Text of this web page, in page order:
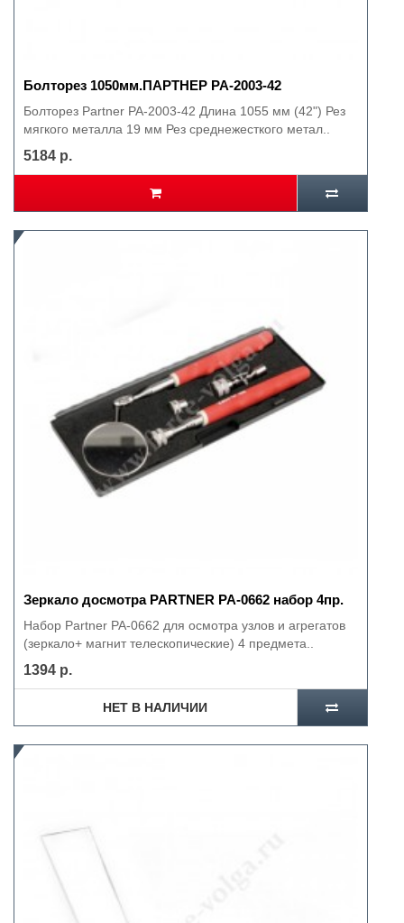
Болторез 1050мм.ПАРТНЕР PA-2003-42
Болторез Partner PA-2003-42 Длина 1055 мм (42") Рез
мягкого металла 19 мм Рез среднежесткого метал..
5184 р.
Зеркало досмотра PARTNER РА-0662 набор 4пр.
Набор Partner PA-0662 для осмотра узлов и агрегатов
(зеркало+ магнит телескопические) 4 предмета..
1394 р.
НЕТ В НАЛИЧИИ